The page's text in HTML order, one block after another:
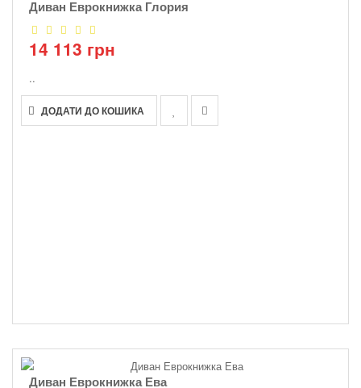
Диван Еврокнижка Глория
14 113 грн
..
ДОДАТИ ДО КОШИКА
Диван Еврокнижка Ева